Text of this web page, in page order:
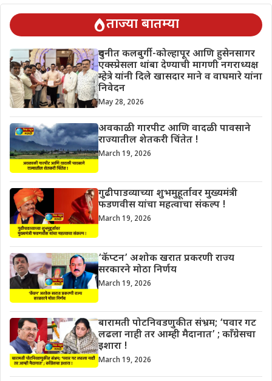
ताज्या बातम्या
दुधनीत कलबुर्गी-कोल्हापूर आणि हुसेनसागर
एक्स्प्रेसला थांबा देण्याची मागणी नगराध्यक्ष
म्हेत्रे यांनी दिले खासदार माने व वाघमारे यांना
निवेदन
May 28, 2026
अवकाळी गारपीट आणि वादळी पावसाने
राज्यातील शेतकरी चिंतेत !
March 19, 2026
गुढीपाडव्याच्या शुभमुहूर्तावर मुख्यमंत्री
फडणवीस यांचा महत्वाचा संकल्प !
March 19, 2026
‘कॅप्टन’ अशोक खरात प्रकरणी राज्य
सरकारने मोठा निर्णय
March 19, 2026
बारामती पोटनिवडणुकीत संभ्रम; ‘पवार गट
लढला नाही तर आम्ही मैदानात’ ; काँग्रेसचा
इशारा !
March 19, 2026